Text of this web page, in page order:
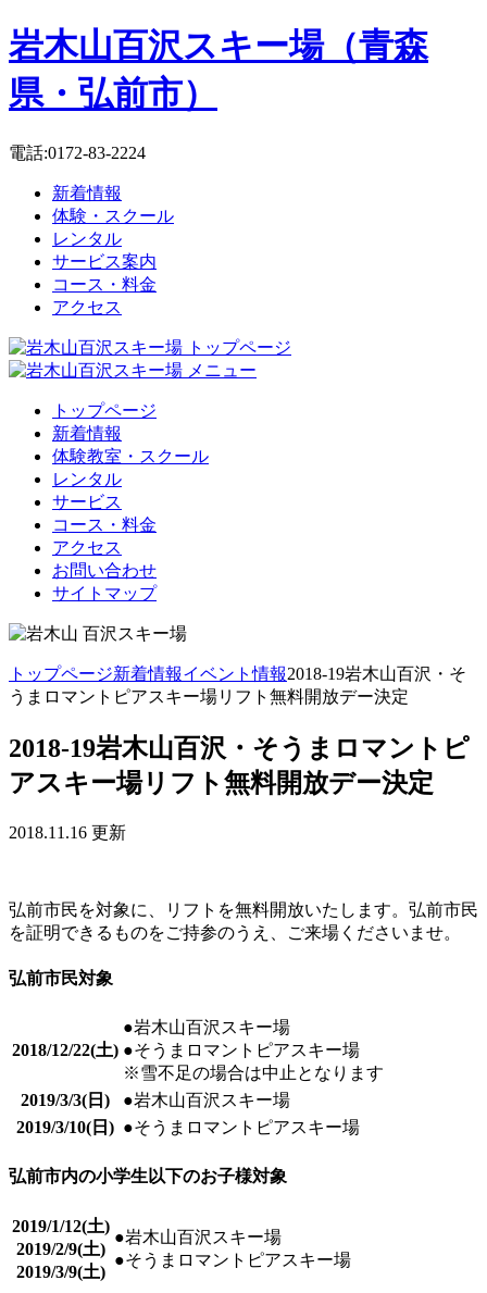
岩木山百沢スキー場（青森
県・弘前市）
電話:0172-83-2224
新着情報
体験・スクール
レンタル
サービス案内
コース・料金
アクセス
トップページ
新着情報
体験教室・スクール
レンタル
サービス
コース・料金
アクセス
お問い合わせ
サイトマップ
トップページ新着情報イベント情報2018-19岩木山百沢・そ
うまロマントピアスキー場リフト無料開放デー決定
2018-19岩木山百沢・そうまロマントピ
アスキー場リフト無料開放デー決定
2018.11.16 更新
弘前市民を対象に、リフトを無料開放いたします。弘前市民
を証明できるものをご持参のうえ、ご来場くださいませ。
弘前市民対象
2018/12/22(土)
●岩木山百沢スキー場
●そうまロマントピアスキー場
※雪不足の場合は中止となります
2019/3/3(日)
●岩木山百沢スキー場
2019/3/10(日) ●そうまロマントピアスキー場
弘前市内の小学生以下のお子様対象
2019/1/12(土)
2019/2/9(土)
2019/3/9(土)
●岩木山百沢スキー場
●そうまロマントピアスキー場